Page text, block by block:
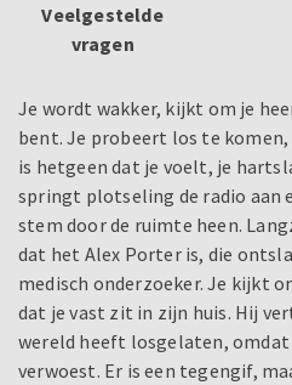
Veelgestelde
vragen
Je wordt wakker, kijkt om je
bent. Je probeert los te
is hetgeen dat je voelt, je
springt plotseling de radio aan
stem door de ruimte heen.
dat het Alex Porter is, die
medisch onderzoeker. Je kijkt
dat je vast zit in zijn huis. Hij
wereld heeft losgelaten,
verwoest. Er is een tegengif,